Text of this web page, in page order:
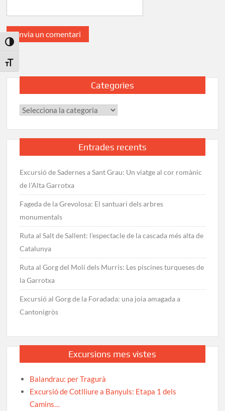
Toggle High Contrast
Toggle Font size
Categories
Categories
Entrades recents
Excursió de Sadernes a Sant Grau: Un viatge al cor romànic
de l’Alta Garrotxa
Fageda de la Grevolosa: El santuari dels arbres
monumentals
Ruta al Salt de Sallent: l’espectacle de la cascada més alta de
Catalunya
Ruta al Gorg del Molí dels Murris: Les piscines turqueses de
la Garrotxa
Excursió al Gorg de la Foradada: una joia amagada a
Cantonigròs
Excursions mes vistes
Balandrau: per Tragurà
Excursió de Cotlliure a Banyuls: Etapa 1 dels
Camins…